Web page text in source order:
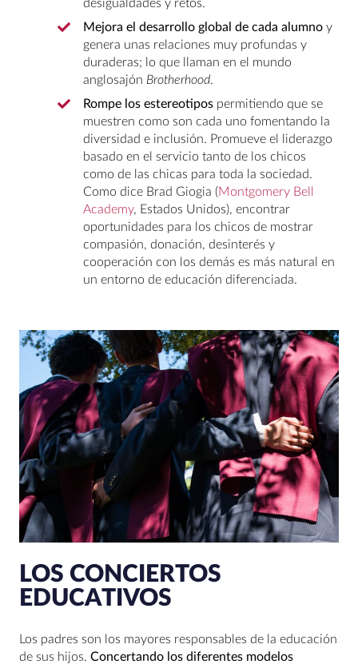
desigualdades y retos.
Mejora el desarrollo global de cada alumno y
genera unas relaciones muy profundas y
duraderas; lo que llaman en el mundo
anglosajón Brotherhood.
Rompe los estereotipos permitiendo que se
muestren como son cada uno fomentando la
diversidad e inclusión. Promueve el liderazgo
basado en el servicio tanto de los chicos
como de las chicas para toda la sociedad.
Como dice Brad Giogia (Montgomery Bell
Academy, Estados Unidos), encontrar
oportunidades para los chicos de mostrar
compasión, donación, desinterés y
cooperación con los demás es más natural en
un entorno de educación diferenciada.
LOS CONCIERTOS
EDUCATIVOS
Los padres son los mayores responsables de la educación
de sus hijos. Concertando los diferentes modelos